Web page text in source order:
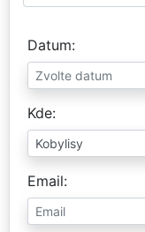
Datum
Kde
Email